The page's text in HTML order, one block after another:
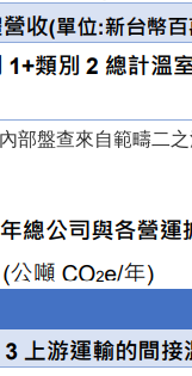
部盤查來自範疇二